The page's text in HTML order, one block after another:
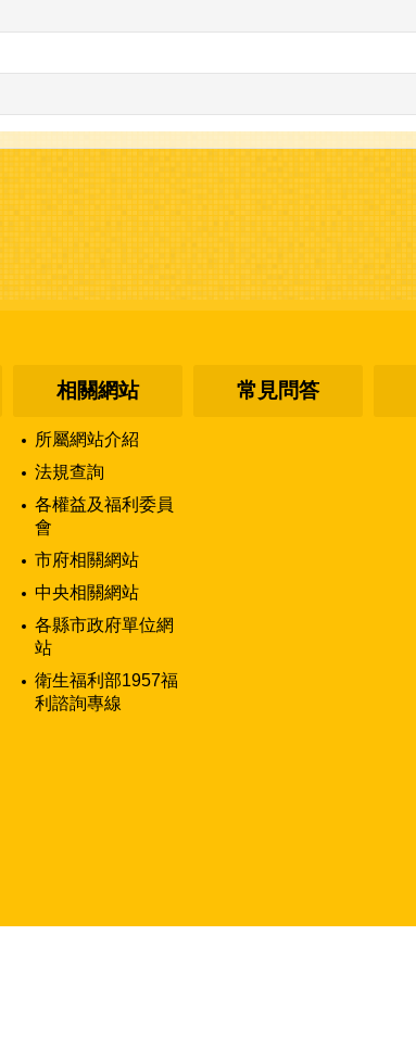
相關網站
所屬網站介紹
法規查詢
各權益及福利委員
會
市府相關網站
中央相關網站
各縣市政府單位網
站
衛生福利部1957福
利諮詢專線
常見問答